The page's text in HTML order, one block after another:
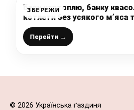
ЗБЕРЕЖИ
Беру картоплю, банку
котлети без усякого м’яса
Перейти →
© 2026 Українська ґаздиня